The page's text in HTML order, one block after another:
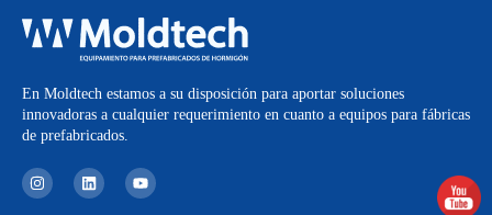
En Moldtech estamos a su disposición para aportar soluciones
innovadoras a cualquier requerimiento en cuanto a equipos para fábricas
de prefabricados.
I
n
s
L
i
n
Y
o
u